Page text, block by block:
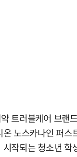
트러블케어 브랜
노스카나인 퍼스
작되는 청소년 학